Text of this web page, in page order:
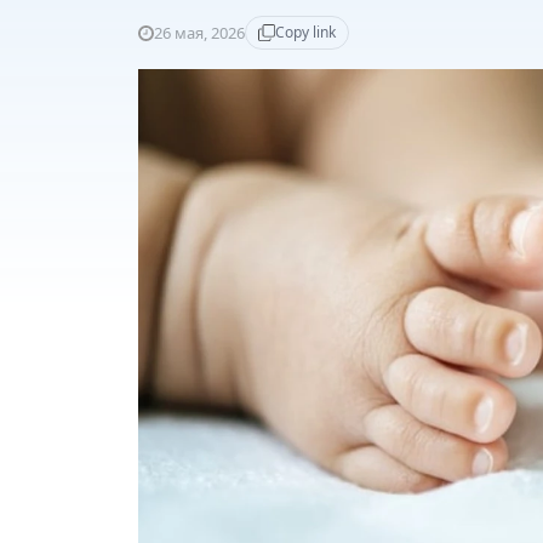
26 мая, 2026 Copy link